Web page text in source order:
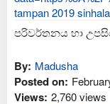
පරිවර්තනය හා
By: Madusha
Posted on:
Views: 2,760 views